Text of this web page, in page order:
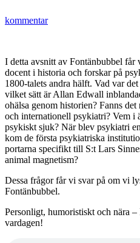
kommentar
I detta avsnitt av Fontänbubbel
docent i historia och forskar på
1800-talets andra hälft. Vad var
vilket sätt är Allan Edwall
ohälsa genom historien? Fanns
och internationell psykiatri? Vem i
psykiskt sjuk? När blev psykiatri
kom de första psykiatriska
portarna specifikt till S:t Lars
animal magnetism?
Dessa frågor får vi svar på om vi
Fontänbubbel.
Personligt, humoristiskt och nära
vardagen!